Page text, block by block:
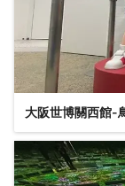
大阪世博關西館-